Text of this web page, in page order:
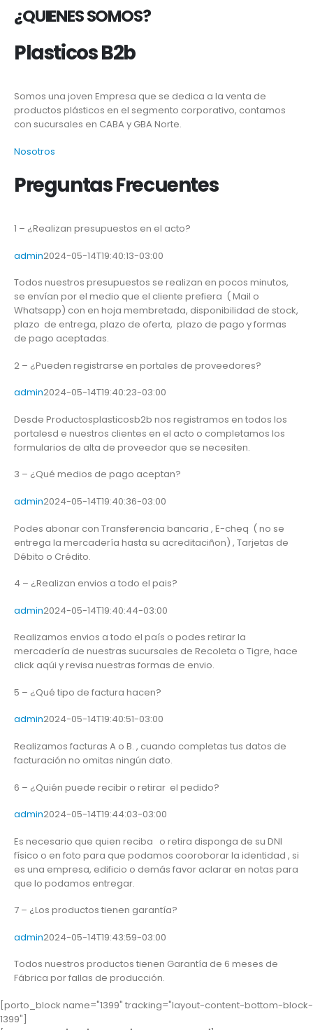
¿QUIENES SOMOS?
Plasticos B2b
Somos una joven Empresa que se dedica a la venta de
productos plásticos en el segmento corporativo, contamos
con sucursales en CABA y GBA Norte.
Nosotros
Preguntas Frecuentes
1 – ¿Realizan presupuestos en el acto?
admin2024-05-14T19:40:13-03:00
Todos nuestros presupuestos se realizan en pocos minutos,
se envían por el medio que el cliente prefiera ( Mail o
Whatsapp) con en hoja membretada, disponibilidad de stock,
plazo de entrega, plazo de oferta, plazo de pago y formas
de pago aceptadas.
2 – ¿Pueden registrarse en portales de proveedores?
admin2024-05-14T19:40:23-03:00
Desde Productosplasticosb2b nos registramos en todos los
portalesd e nuestros clientes en el acto o completamos los
formularios de alta de proveedor que se necesiten.
3 – ¿Qué medios de pago aceptan?
admin2024-05-14T19:40:36-03:00
Podes abonar con Transferencia bancaria , E-cheq ( no se
entrega la mercadería hasta su acreditaciñon) , Tarjetas de
Débito o Crédito.
4 – ¿Realizan envios a todo el pais?
admin2024-05-14T19:40:44-03:00
Realizamos envios a todo el país o podes retirar la
mercadería de nuestras sucursales de Recoleta o Tigre, hace
click aqúi y revisa nuestras formas de envio.
5 – ¿Qué tipo de factura hacen?
admin2024-05-14T19:40:51-03:00
Realizamos facturas A o B. , cuando completas tus datos de
facturación no omitas ningún dato.
6 – ¿Quién puede recibir o retirar el pedido?
admin2024-05-14T19:44:03-03:00
Es necesario que quien reciba o retira disponga de su DNI
físico o en foto para que podamos cooroborar la identidad , si
es una empresa, edificio o demás favor aclarar en notas para
que lo podamos entregar.
7 – ¿Los productos tienen garantía?
admin2024-05-14T19:43:59-03:00
Todos nuestros productos tienen Garantía de 6 meses de
Fábrica por fallas de producción.
[porto_block name="1399" tracking="layout-content-bottom-block-
1399"]